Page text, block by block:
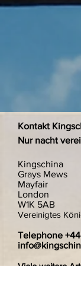
Kontakt
Nur nacht
Kingschina
Grays Mews
Mayfair
London
W1K 5AB
Vereinigtes
Telephone
Viele weitere